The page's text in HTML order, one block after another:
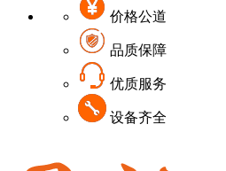
价格公道
品质保障
优质服务
设备齐全